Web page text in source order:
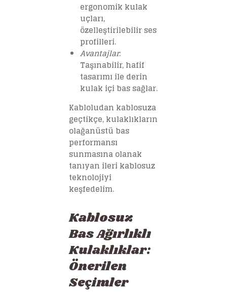
ergonomik kulak
uçları,
özelleştirilebilir ses
profilleri.
Avantajlar:
Taşınabilir, hafif
tasarımı ile derin
kulak içi bas sağlar.
Kabloludan kablosuza
geçtikçe, kulaklıkların
olağanüstü bas
performansı
sunmasına olanak
tanıyan ileri kablosuz
teknolojiyi
keşfedelim.
Kablosuz
Bas Ağırlıklı
Kulaklıklar:
Önerilen
Seçimler